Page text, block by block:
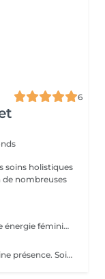
6
soins holistiques
de nombreuses
Cette bénédiction a pour but d'éveiller votre énergie féminine, d'amener la guérison, de la douceur, un baume sur les souffrances vécues dans votre vie de femme. Conseillé en cas de : Douleurs menstruelles Fausses couches Avortement Difficulté à tomber enceinte Manque de lien avec votre féminité Lors de passage difficile tels que séparation, divorce, deuil etc.. Abus physiques ou psychiques
Soin de guérison et de reconnexion à sa divine présence. Soin énergétique avec l'imposition des mains et chant. C'est un véritable outil de prévention qui a pour but de nous faire avancer vers l'harmonie, la santé et la joie d'être ! Conseillé dans les passages difficiles de la vie, quand on se sent perdu, quand les peurs et les doutes nous assaillent, quand on a perdu le goût et le sens de notre vie,...